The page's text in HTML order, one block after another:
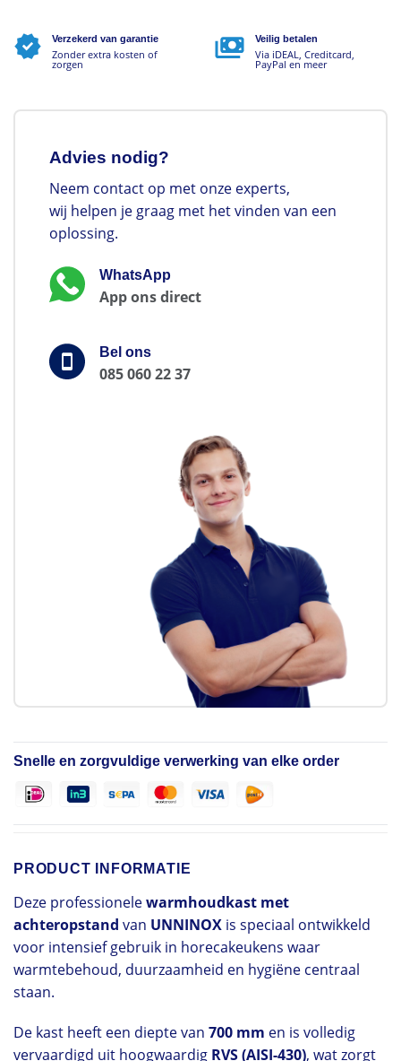
Verzekerd van garantie
Zonder extra kosten of
zorgen
Veilig betalen
Via iDEAL, Creditcard,
PayPal en meer
Advies nodig?
Neem contact op met onze experts,
wij helpen je graag met het vinden van een
oplossing.
WhatsApp
App ons direct
Bel ons
085 060 22 37
Snelle en zorgvuldige verwerking van elke order
PRODUCT INFORMATIE
Deze professionelewarmhoudkast met
achteropstand van UNNINOX is speciaal ontwikkeld
voor intensief gebruik in horecakeukens waar
warmtebehoud, duurzaamheid en hygiëne centraal
staan.
De kast heeft een diepte van 700 mm en is volledig
vervaardigd uit hoogwaardig RVS (AISI-430), wat zorgt